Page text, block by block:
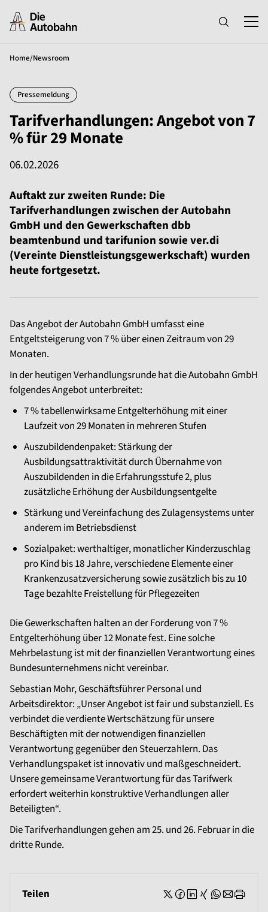
Home/Newsroom
Pressemeldung
Tarifverhandlungen: Angebot von 7
% für 29 Monate
06.02.2026
Auftakt zur zweiten Runde: Die
Tarifverhandlungen zwischen der Autobahn
GmbH und den Gewerkschaften dbb
beamtenbund und tarifunion sowie ver.di
(Vereinte Dienstleistungsgewerkschaft) wurden
heute fortgesetzt.
Das Angebot der Autobahn GmbH umfasst eine
Entgeltsteigerung von 7 % über einen Zeitraum von 29
Monaten.
In der heutigen Verhandlungsrunde hat die Autobahn GmbH
folgendes Angebot unterbreitet:
7 % tabellenwirksame Entgelterhöhung mit einer
Laufzeit von 29 Monaten in mehreren Stufen
Auszubildendenpaket: Stärkung der
Ausbildungsattraktivität durch Übernahme von
Auszubildenden in die Erfahrungsstufe 2, plus
zusätzliche Erhöhung der Ausbildungsentgelte
Stärkung und Vereinfachung des Zulagensystems unter
anderem im Betriebsdienst
Sozialpaket: werthaltiger, monatlicher Kinderzuschlag
pro Kind bis 18 Jahre, verschiedene Elemente einer
Krankenzusatzversicherung sowie zusätzlich bis zu 10
Tage bezahlte Freistellung für Pflegezeiten
Die Gewerkschaften halten an der Forderung von 7 %
Entgelterhöhung über 12 Monate fest. Eine solche
Mehrbelastung ist mit der finanziellen Verantwortung eines
Bundesunternehmens nicht vereinbar.
Sebastian Mohr, Geschäftsführer Personal und
Arbeitsdirektor: „Unser Angebot ist fair und substanziell. Es
verbindet die verdiente Wertschätzung für unsere
Beschäftigten mit der notwendigen finanziellen
Verantwortung gegenüber den Steuerzahlern. Das
Verhandlungspaket ist innovativ und maßgeschneidert.
Unsere gemeinsame Verantwortung für das Tarifwerk
erfordert weiterhin konstruktive Verhandlungen aller
Beteiligten“.
Die Tarifverhandlungen gehen am 25. und 26. Februar in die
dritte Runde.
Teilen